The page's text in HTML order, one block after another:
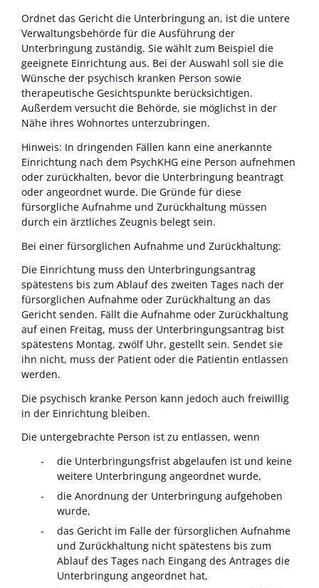
Ordnet das Gericht die Unterbringung an, ist die untere
Verwaltungsbehörde für die Ausführung der
Unterbringung zuständig. Sie wählt zum Beispiel die
geeignete Einrichtung aus. Bei der Auswahl soll sie die
Wünsche der psychisch kranken Person sowie
therapeutische Gesichtspunkte berücksichtigen.
Außerdem versucht die Behörde, sie möglichst in der
Nähe ihres Wohnortes unterzubringen.
Hinweis: In dringenden Fällen kann eine anerkannte
Einrichtung nach dem PsychKHG eine Person aufnehmen
oder zurückhalten, bevor die Unterbringung beantragt
oder angeordnet wurde. Die Gründe für diese
fürsorgliche Aufnahme und Zurückhaltung müssen
durch ein ärztliches Zeugnis belegt sein.
Bei einer fürsorglichen Aufnahme und Zurückhaltung:
Die Einrichtung muss den Unterbringungsantrag
spätestens bis zum Ablauf des zweiten Tages nach der
fürsorglichen Aufnahme oder Zurückhaltung an das
Gericht senden. Fällt die Aufnahme oder Zurückhaltung
auf einen Freitag, muss der Unterbringungsantrag bist
spätestens Montag, zwölf Uhr, gestellt sein. Sendet sie
ihn nicht, muss der Patient oder die Patientin entlassen
werden.
Die psychisch kranke Person kann jedoch auch freiwillig
in der Einrichtung bleiben.
Die untergebrachte Person ist zu entlassen, wenn
die Unterbringungsfrist abgelaufen ist und keine
weitere Unterbringung angeordnet wurde,
die Anordnung der Unterbringung aufgehoben
wurde,
das Gericht im Falle der fürsorglichen Aufnahme
und Zurückhaltung nicht spätestens bis zum
Ablauf des Tages nach Eingang des Antrages die
Unterbringung angeordnet hat,